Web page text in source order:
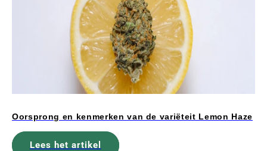
Oorsprong en kenmerken van de variëteit Lemon Haze
Lees het artikel